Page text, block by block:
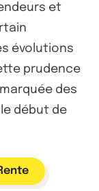
et
évolutions
prudence
des
début de